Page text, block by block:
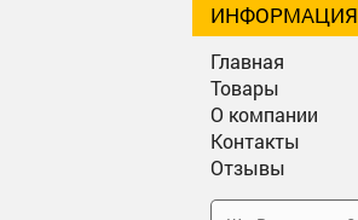
ИНФОРМАЦИЯ
Главная
Товары
О компании
Контакты
Отзывы